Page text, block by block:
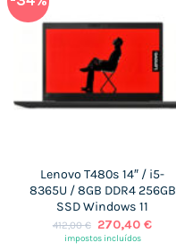
Lenovo T480s 14″ / i5-
8365U / 8GB DDR4 256GB
SSD Windows 11
412,00€ O
preço
270,40€O
impostos incluídos